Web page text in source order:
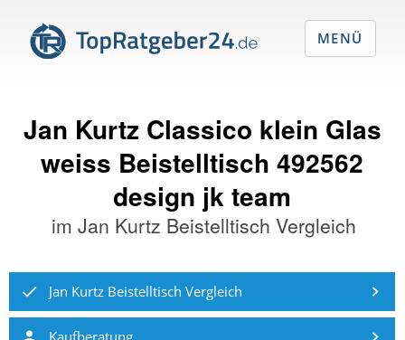
Jan Kurtz Classico klein Glas
weiss Beistelltisch 492562
design jk team
imJan Kurtz Beistelltisch Vergleich
Jan Kurtz Beistelltisch Vergleich
MENÜ